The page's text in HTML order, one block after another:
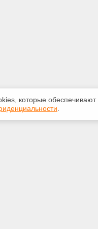
которые обеспечивают